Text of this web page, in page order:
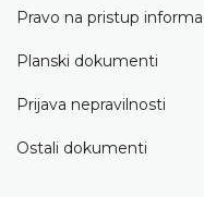
Pravo na pristup
Planski dokumenti
Prijava nepravilnosti
Ostali dokumenti